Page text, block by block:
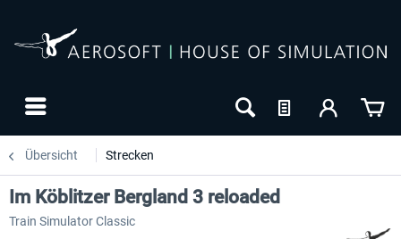
Übersicht Strecken
Im Köblitzer Bergland 3 reloaded
Train Simulator Classic